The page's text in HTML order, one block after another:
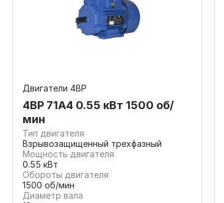
Двигатели 4ВР
4ВР 71А4 0.55 кВт 1500 об/
мин
Тип двигателя
Взрывозащищенный трехфазный
Мощность двигателя
0.55 кВт
Обороты двигателя
1500 об/мин
Диаметр вала